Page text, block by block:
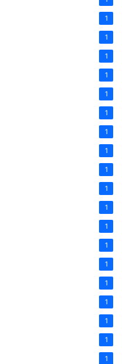
1
1
1
1
1
1
1
1
1
1
1
1
1
1
1
1
1
1
1